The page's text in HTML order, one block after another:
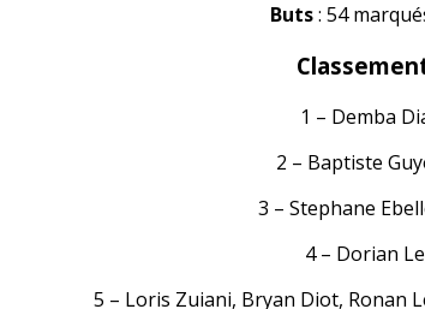
Buts: 54
1 – Demba
2 – Baptiste
3 – Stephane
4 – Dorian
5 – Loris Zuiani, Bryan Diot, Ronan